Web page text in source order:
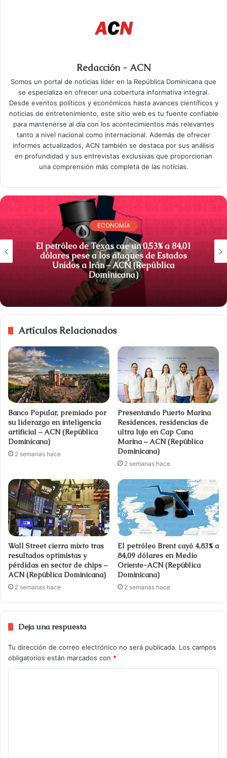
Redacción - ACN
Somos un portal de noticias líder en la República Dominicana que
se especializa en ofrecer una cobertura informativa integral.
Desde eventos políticos y económicos hasta avances científicos y
noticias de entretenimiento, este sitio web es tu fuente confiable
para mantenerse al día con los acontecimientos más relevantes
tanto a nivel nacional como internacional. Además de ofrecer
informes actualizados, ACN también se destaca por sus análisis
en profundidad y sus entrevistas exclusivas que proporcionan
una comprensión más completa de las noticias.
ECONOMÍA
El petróleo de Texas cae un 0,53% a 84,01
dólares pese a los ataques de Estados
Unidos a Irán – ACN (República
Dominicana)
Artículos Relacionados
Banco Popular, premiado por
su liderazgo en inteligencia
artificial – ACN (República
Dominicana)
2 semanas hace
Presentando Puerto Marina
Residences, residencias de
ultra lujo en Cap Cana
Marina – ACN (República
Dominicana)
2 semanas hace
Wall Street cierra mixto tras
resultados optimistas y
pérdidas en sector de chips –
ACN (República Dominicana)
2 semanas hace
El petróleo Brent cayó 4,83% a
84,09 dólares en Medio
Oriente-ACN (República
Dominicana)
2 semanas hace
Deja una respuesta
Tu dirección de correo electrónico no será publicada. Los campos
obligatorios están marcados con *